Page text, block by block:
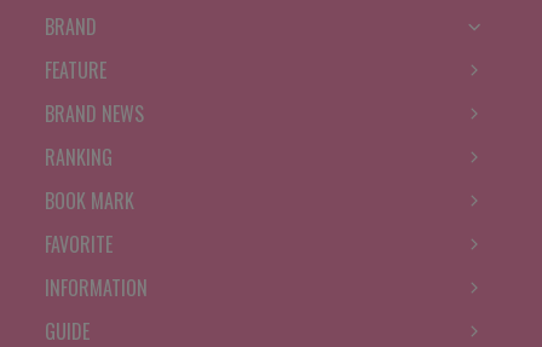
BRAND
FEATURE
BRAND NEWS
RANKING
BOOK MARK
FAVORITE
INFORMATION
GUIDE